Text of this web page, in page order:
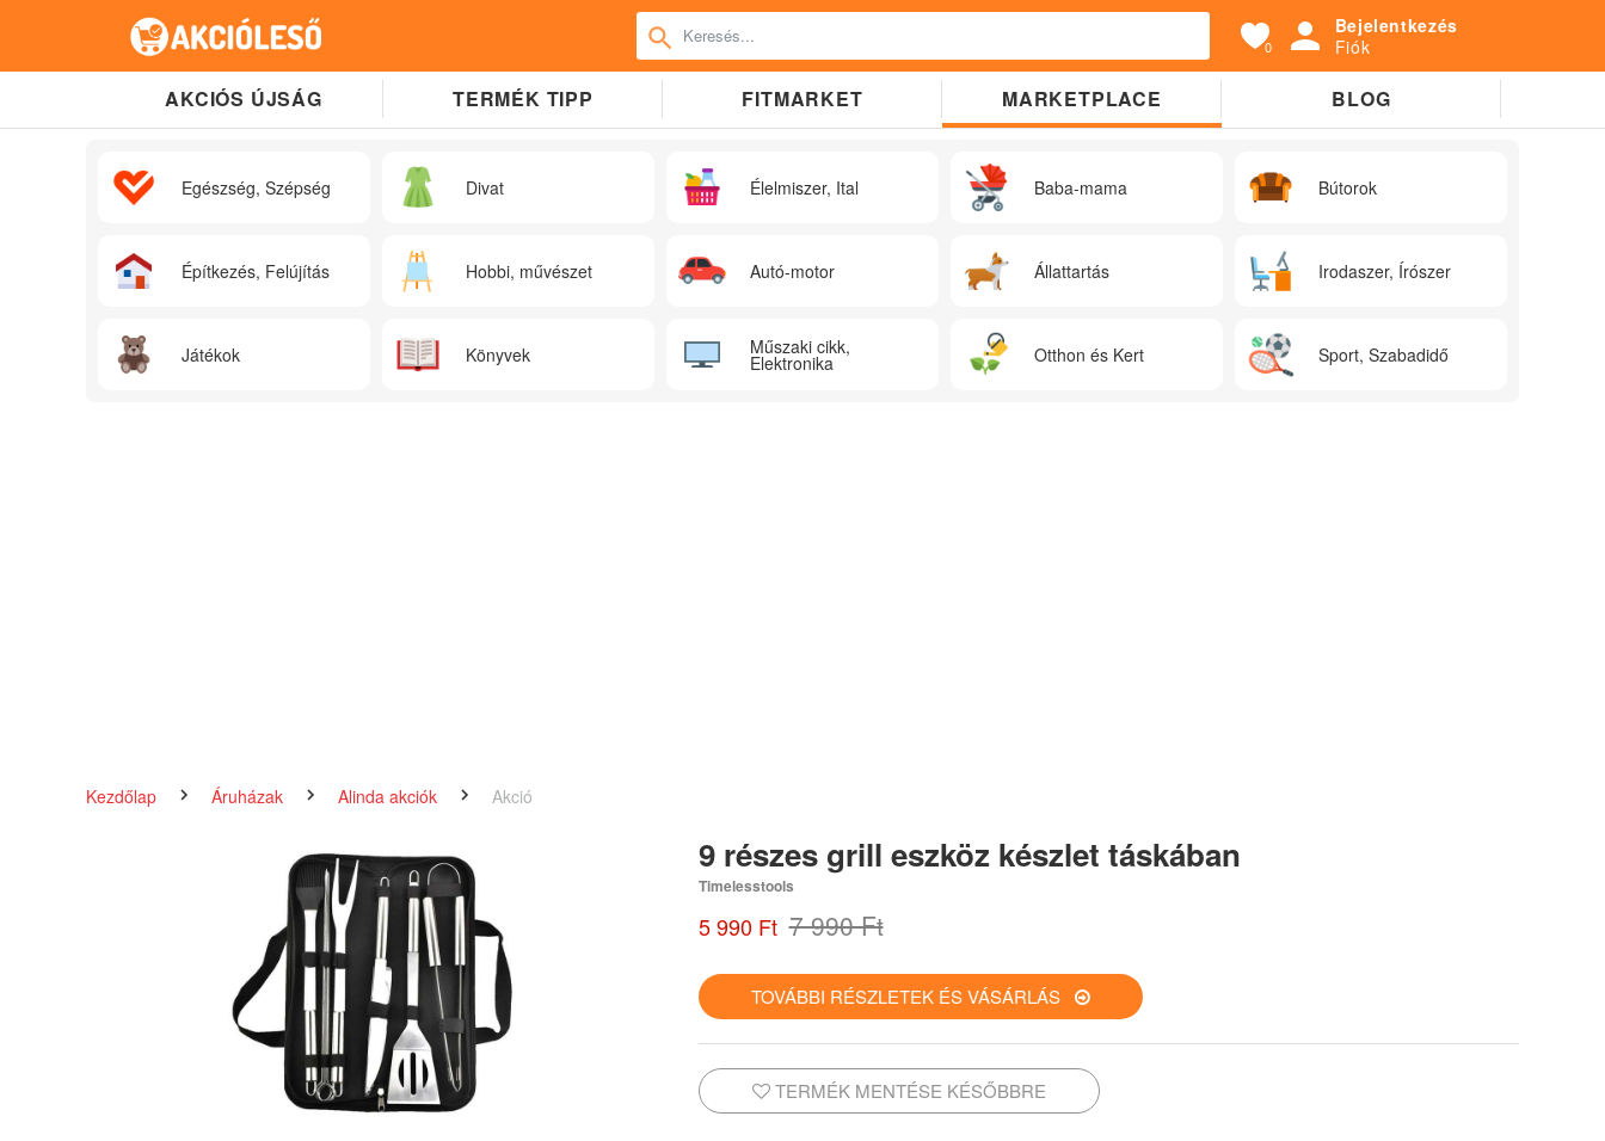
0
Bejelentkezés
Fiók
AKCIÓS ÚJSÁG TERMÉK TIPP FITMARKET MARKETPLACE BLOG
Egészség, Szépség Divat Élelmiszer, Ital Baba-mama Bútorok
Építkezés, Felújítás Hobbi, művészet Autó-motor Állattartás Irodaszer, Írószer
Játékok Könyvek Műszaki cikk,
Elektronika Otthon és Kert Sport, Szabadidő
Kezdőlap Áruházak Alinda akciók Akció
9 részes grill eszköz készlet táskában
Timelesstools
5 990 Ft 7 990 Ft
TOVÁBBI RÉSZLETEK ÉS VÁSÁRLÁS
TERMÉK MENTÉSE KÉSŐBBRE